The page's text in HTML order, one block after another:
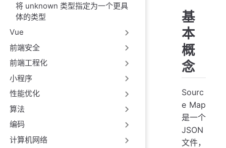
将 unknown 类型指定为一个更具
体的类型
Vue
前端安全
前端工程化
小程序
性能优化
算法
编码
计算机网络
基
本
概
念
Sourc
e Map
是一个
JSON
文件，